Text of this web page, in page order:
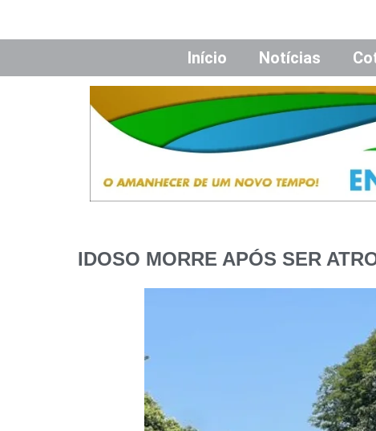
Início Notícias
IDOSO MORRE APÓS SER